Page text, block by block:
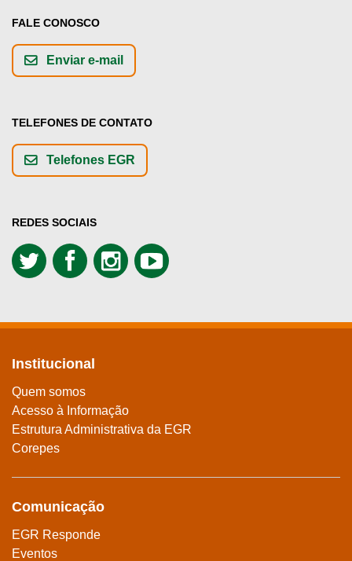
FALE CONOSCO
Enviar e-mail
TELEFONES DE CONTATO
Telefones EGR
REDES SOCIAIS
Institucional
Quem somos
Acesso à Informação
Estrutura Administrativa da EGR
Corepes
Comunicação
EGR Responde
Eventos